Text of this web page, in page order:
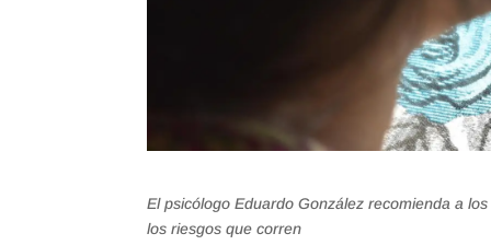
El psicólogo Eduardo González recomienda a
los riesgos que corren